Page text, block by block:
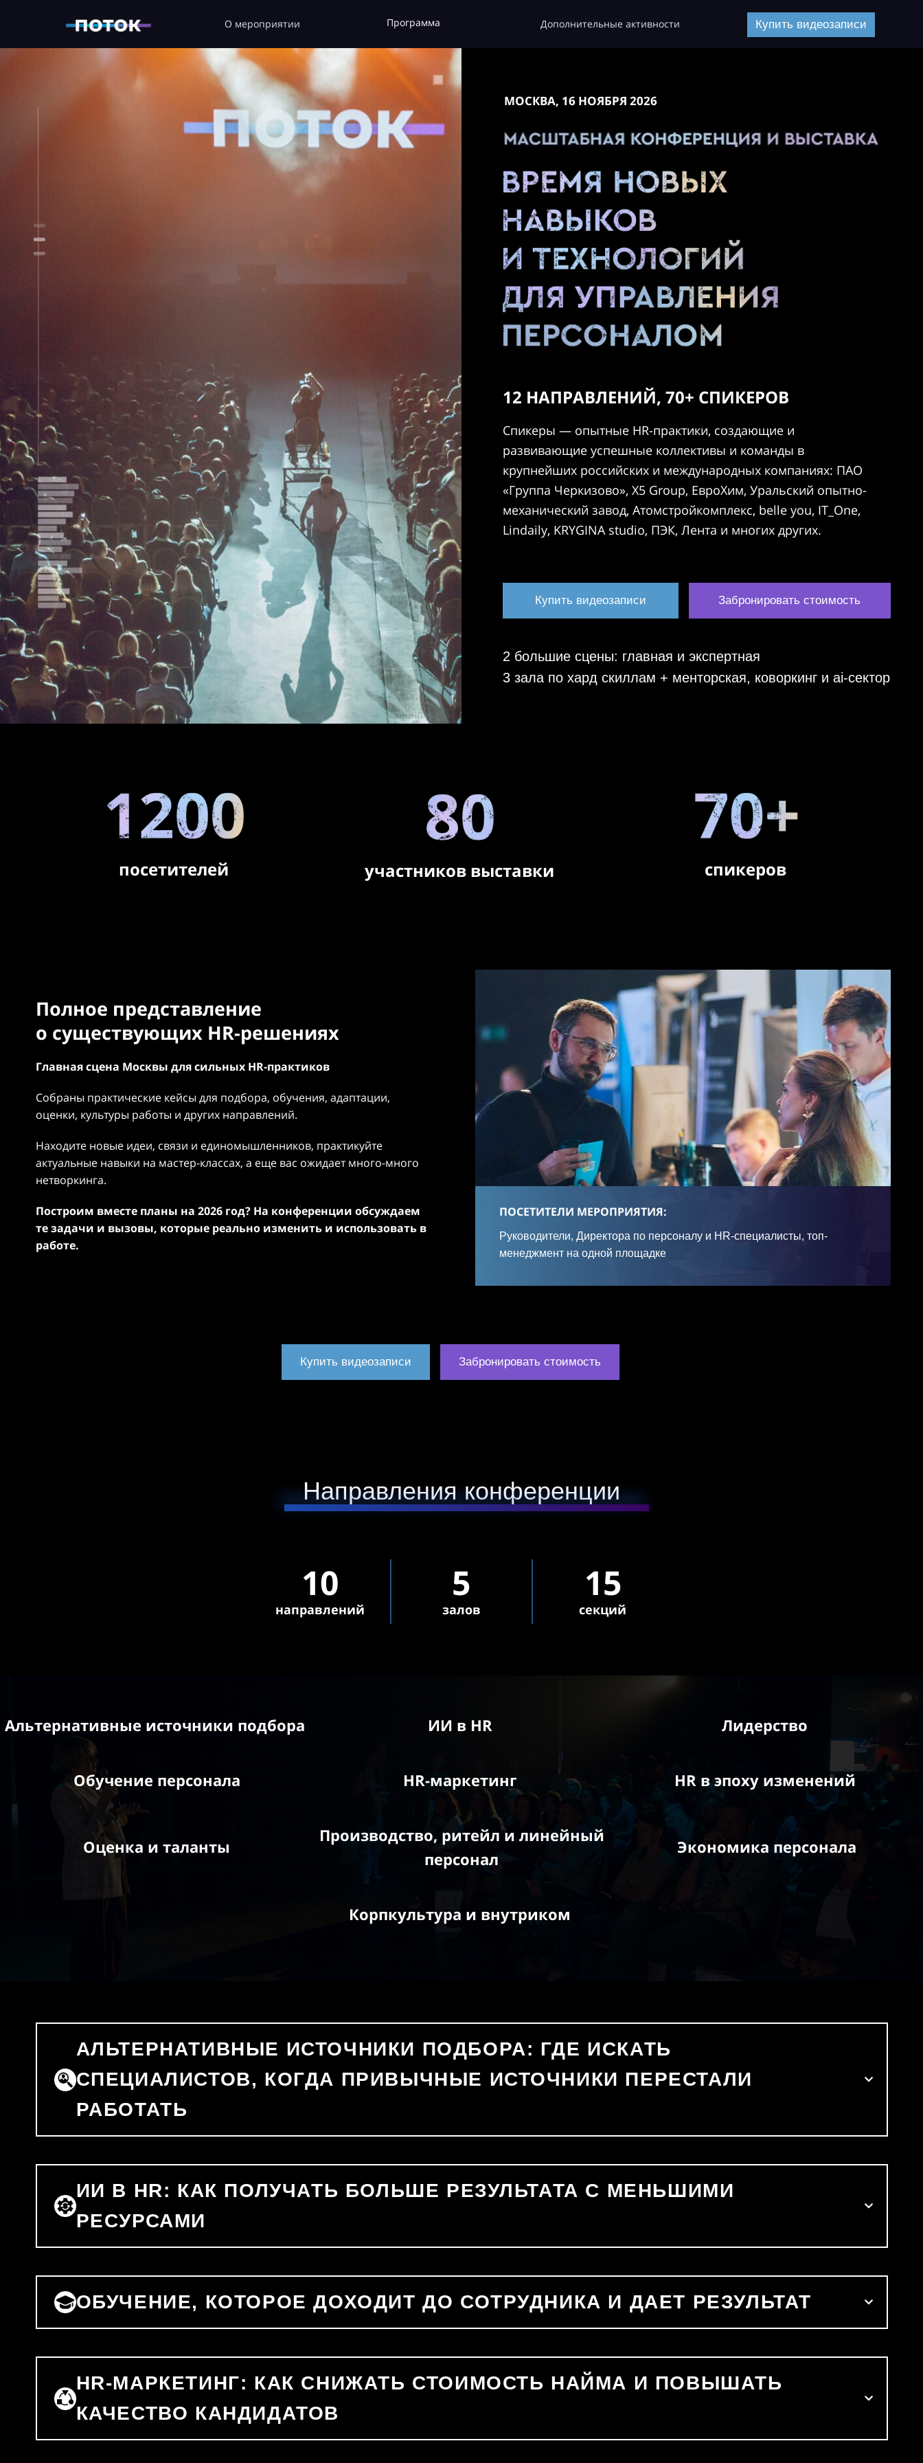
О мероприятии Программа Дополнительные активности Купить видеозаписи
МОСКВА, 16 НОЯБРЯ 2026
12 НАПРАВЛЕНИЙ, 70+ СПИКЕРОВ
Спикеры — опытные HR-практики, создающие и
развивающие успешные коллективы и команды в
крупнейших российских и международных компаниях: ПАО
«Группа Черкизово», Х5 Group, ЕвроХим, Уральский опытно-
механический завод, Атомстройкомплекс, belle you, IT_One,
Lindaily, KRYGINA studio, ПЭК, Лента и многих других.
Купить видеозаписи Забронировать стоимость
2 большие сцены: главная и экспертная
3 зала по хард скиллам + менторская, коворкинг и ai-сектор
посетителей участников выставки спикеров
Полное представление
о существующих HR-решениях
Главная сцена Москвы для сильных HR-практиков
Собраны практические кейсы для подбора, обучения, адаптации,
оценки, культуры работы и других направлений.
Находите новые идеи, связи и единомышленников, практикуйте
актуальные навыки на мастер-классах, а еще вас ожидает много-много
нетворкинга.
Построим вместе планы на 2026 год? На конференции обсуждаем
те задачи и вызовы, которые реально изменить и использовать в
работе.
ПОСЕТИТЕЛИ МЕРОПРИЯТИЯ:
Руководители, Директора по персоналу и HR-специалисты, топ-
менеджмент на одной площадке
Купить видеозаписи Забронировать стоимость
Направления конференции
10
направлений
5
залов
15
секций
Альтернативные источники подбора ИИ в HR Лидерство
Обучение персонала HR-маркетинг HR в эпоху изменений
Оценка и таланты
Производство, ритейл и линейный
персонал
Экономика персонала
Корпкультура и внутриком
АЛЬТЕРНАТИВНЫЕ ИСТОЧНИКИ ПОДБОРА: ГДЕ ИСКАТЬ
СПЕЦИАЛИСТОВ, КОГДА ПРИВЫЧНЫЕ ИСТОЧНИКИ ПЕРЕСТАЛИ
РАБОТАТЬ
ИИ В HR: КАК ПОЛУЧАТЬ БОЛЬШЕ РЕЗУЛЬТАТА С МЕНЬШИМИ
РЕСУРСАМИ
ОБУЧЕНИЕ, КОТОРОЕ ДОХОДИТ ДО СОТРУДНИКА И ДАЕТ РЕЗУЛЬТАТ
HR-МАРКЕТИНГ: КАК СНИЖАТЬ СТОИМОСТЬ НАЙМА И ПОВЫШАТЬ
КАЧЕСТВО КАНДИДАТОВ